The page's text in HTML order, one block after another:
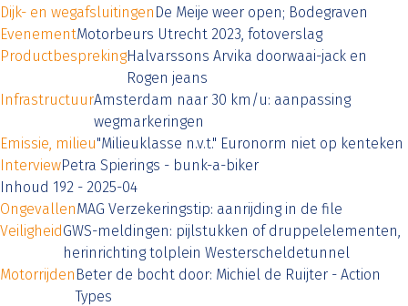
Dijk- en wegafsluitingen De Meije weer open; Bodegraven
EvenementMotorbeurs Utrecht 2023, fotoverslag
ProductbesprekingHalvarssons Arvika doorwaai-jack en
Rogen jeans
InfrastructuurAmsterdam naar 30 km/u: aanpassing
wegmarkeringen
Emissie, milieu"Milieuklasse n.v.t." Euronorm niet op kenteken
InterviewPetra Spierings - bunk-a-biker
Inhoud 192 - 2025-04
OngevallenMAG Verzekeringstip: aanrijding in de file
VeiligheidGWS-meldingen: pijlstukken of druppelelementen,
herinrichting tolplein Westerscheldetunnel
Motorrijden Beter de bocht door: Michiel de Ruijter - Action
Types